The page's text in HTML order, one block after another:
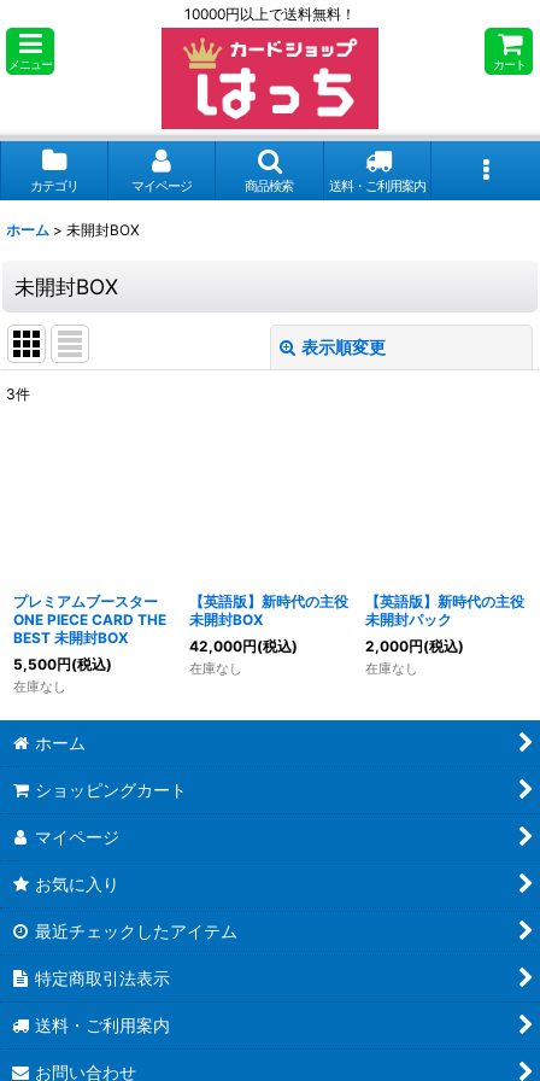
10000円以上で送料無料！
メニュー カート
カテゴリ マイページ 商品検索 送料・ご利用案内
ホーム > 未開封BOX
未開封BOX
表示順変更
絞り込む
3件
プレミアムブースター
ONE PIECE CARD THE
BEST 未開封BOX
5,500円(税込)
在庫なし
【英語版】新時代の主役
未開封BOX
42,000円(税込)
在庫なし
【英語版】新時代の主役
未開封パック
2,000円(税込)
在庫なし
ホーム
ショッピングカート
マイページ
お気に入り
最近チェックしたアイテム
特定商取引法表示
送料・ご利用案内
お問い合わせ